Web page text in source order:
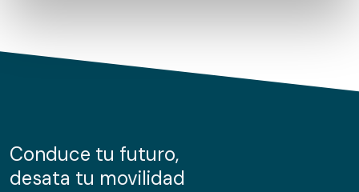
de cookies.
información sobre el uso que haga del sitio web con
nuestros partners de redes sociales, publicidad y análisis
Conduce tu futuro,
desata tu movilidad